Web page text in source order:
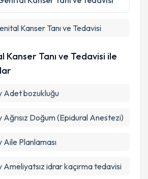
Kanser Tanı ve Tedavisi
Kanser Tanı ve Tedavisi ile
Adet bozukluğu
Doğum (Epidural Anestezi)
Planlaması
idrar kaçırma tedavisi